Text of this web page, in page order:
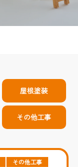
屋根塗装
その他工事
その他工事